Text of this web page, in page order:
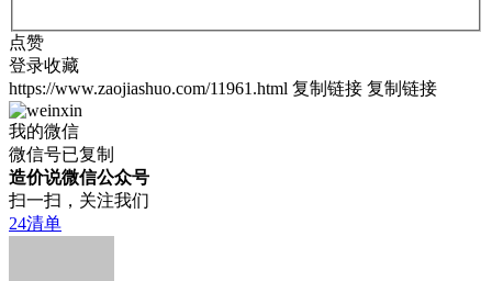
点赞
登录收藏
https://www.zaojiashuo.com/11961.html 复制链接 复制链接
我的微信
微信号已复制
造价说微信公众号
扫一扫，关注我们
24清单